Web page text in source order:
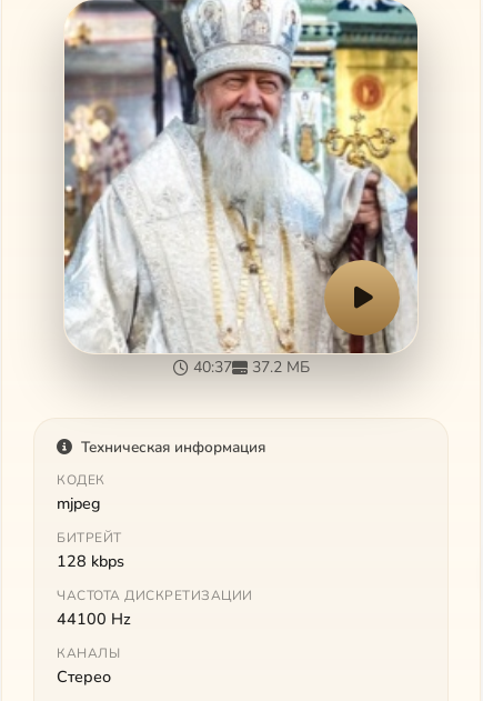
40:37 37.2 МБ
Техническая информация
КОДЕК
mjpeg
БИТРЕЙТ
128 kbps
ЧАСТОТА ДИСКРЕТИЗАЦИИ
44100 Hz
КАНАЛЫ
Стерео